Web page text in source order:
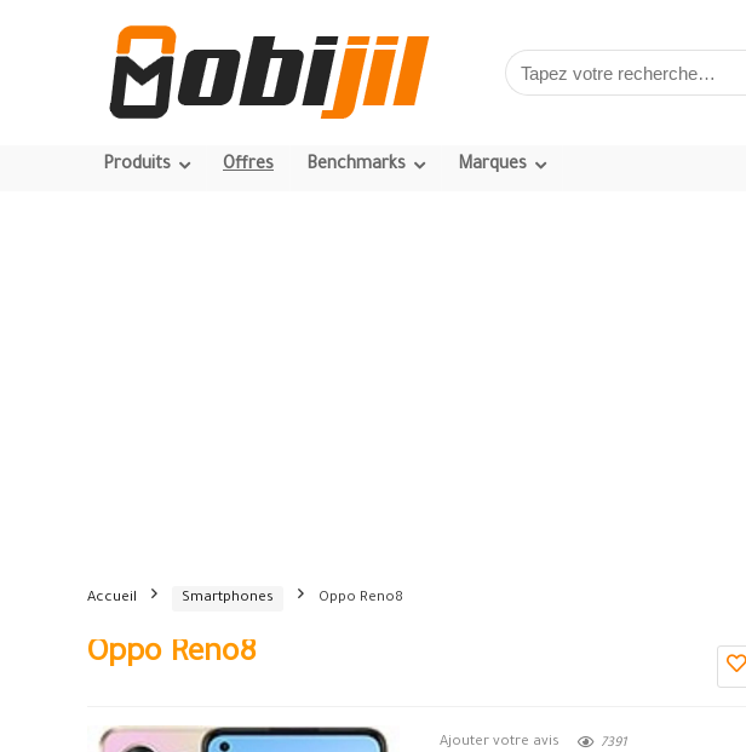
Produits Offres Benchmarks Marques
Accueil Smartphones Oppo Reno8
Oppo Reno8
Ajouter votre avis 7391